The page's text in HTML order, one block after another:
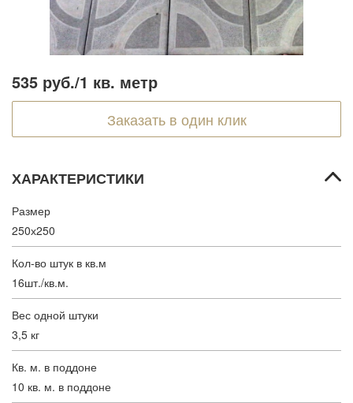
535 руб./1 кв. метр
Заказать в один клик
ХАРАКТЕРИСТИКИ
Размер
250х250
Кол-во штук в кв.м
16шт./кв.м.
Вес одной штуки
3,5 кг
Кв. м. в поддоне
10 кв. м. в поддоне